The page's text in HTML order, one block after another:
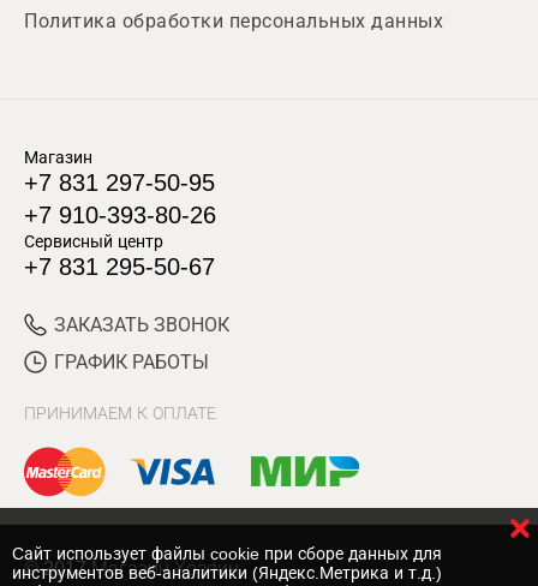
Политика обработки персональных данных
Магазин
+7 831 297-50-95
+7 910-393-80-26
Сервисный центр
+7 831 295-50-67
ЗАКАЗАТЬ ЗВОНОК
ГРАФИК РАБОТЫ
ПРИНИМАЕМ К ОПЛАТЕ
© 2017 Магазин Хозяин
Cайт использует файлы cookie при сборе данных для
инструментов веб-аналитики (Яндекс.Метрика и т.д.)